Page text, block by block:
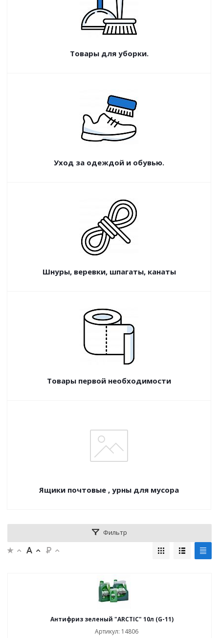
Товары для уборки.
Уход за одеждой и обувью.
Шнуры, веревки, шпагаты, канаты
Товары первой необходимости
Ящики почтовые , урны для мусора
Фильтр
Антифриз зеленый "ARCTIC" 10л (G-11)
Артикул: 14806